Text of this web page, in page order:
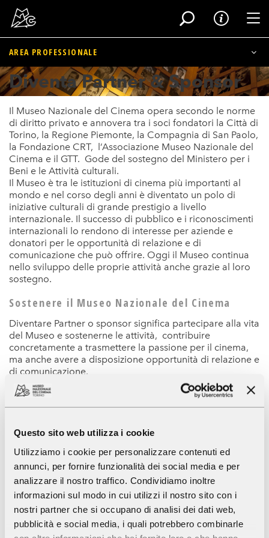
Questo sito web utilizza i cookie
Utilizziamo i cookie per personalizzare contenuti ed
annunci, per fornire funzionalità dei social media e per
analizzare il nostro traffico. Condividiamo inoltre
informazioni sul modo in cui utilizzi il nostro sito con i
nostri partner che si occupano di analisi dei dati web,
pubblicità e social media, i quali potrebbero combinarle
Salta
al
contenuto
principale
AREA PROFESSIONALE
Diventa Partner & Sponsor
Corporate & Eventi privati
Riprese e foto
Diventa Partner & Sponsor
Il Museo Nazionale del Cinema opera secondo le norme
di diritto privato e annovera tra i soci fondatori la Città di
Torino, la Regione Piemonte, la Compagnia di San Paolo,
la Fondazione CRT, l’Associazione Museo Nazionale del
Cinema e il GTT. Gode del sostegno del Ministero per i
Beni e le Attività culturali.
Il Museo è tra le istituzioni di cinema più importanti al
mondo e nel corso degli anni è diventato un polo di
iniziative culturali di grande prestigio a livello
internazionale. Il successo di pubblico e i riconoscimenti
internazionali lo rendono di interesse per aziende e
donatori per le opportunità di relazione e di
comunicazione che può offrire. Oggi il Museo continua
nello sviluppo delle proprie attività anche grazie al loro
sostegno.
Sostenere il Museo Nazionale del Cinema
Diventare Partner o sponsor significa partecipare alla vita
del Museo e sostenerne le attività, contribuire
concretamente a trasmettere la passione per il cinema,
ma anche avere a disposizione opportunità di relazione e
di comunicazione.
Per le aziende o i singoli donatori le aree possibili di
intervento sono molteplici: restauro, mostre, eventi,
rassegne, festival, attività per le scuole o progetti
Cinema
Diventa Partner di una mostra o di un evento
Un patrimonio da vivere